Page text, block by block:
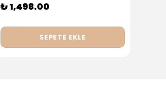
₺ 1,498.00
SEPETE EKLE